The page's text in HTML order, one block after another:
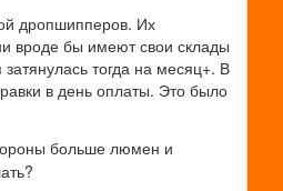
дропшипперов. Их
вроде бы имеют свои склады
тогда на месяц+. В
в день оплаты. Это было
больше люмен и